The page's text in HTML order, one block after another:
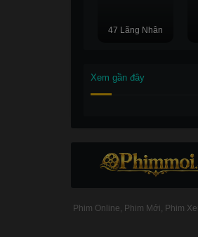
47 Lãng Nhân
Xem gần đây
Phim Online Phim Mới Phim